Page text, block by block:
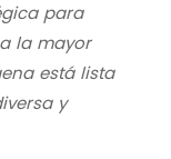
para
la mayor
está lista
y